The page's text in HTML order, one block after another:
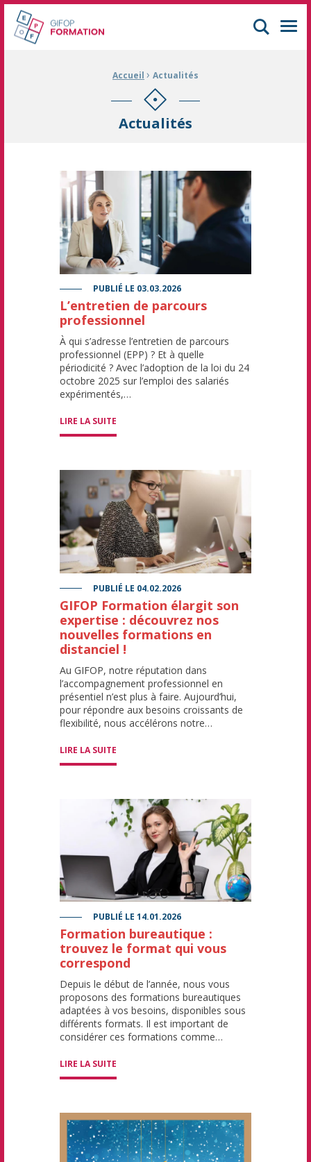
GIFOP Formation Centre de formation continue à Mulhouse
Accueil › Actualités
Actualités
Business people, meeting and discussion for idea,
PUBLIÉ LE 03.03.2026
L’entretien de parcours
professionnel
À qui s’adresse l’entretien de parcours
professionnel (EPP) ? Et à quelle
périodicité ? Avec l’adoption de la loi du 24
octobre 2025 sur l’emploi des salariés
expérimentés,…
LIRE LA SUITE
PUBLIÉ LE 04.02.2026
GIFOP Formation élargit son
expertise : découvrez nos
nouvelles formations en
distanciel !
Au GIFOP, notre réputation dans
l’accompagnement professionnel en
présentiel n’est plus à faire. Aujourd’hui,
pour répondre aux besoins croissants de
flexibilité, nous accélérons notre…
LIRE LA SUITE
PUBLIÉ LE 14.01.2026
Formation bureautique :
trouvez le format qui vous
correspond
Depuis le début de l’année, nous vous
proposons des formations bureautiques
adaptées à vos besoins, disponibles sous
différents formats. Il est important de
considérer ces formations comme…
LIRE LA SUITE